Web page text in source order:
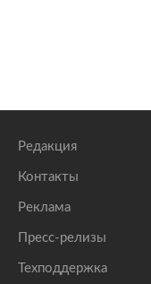
Редакция
Контакты
Реклама
Пресс-релизы
Техподдержка